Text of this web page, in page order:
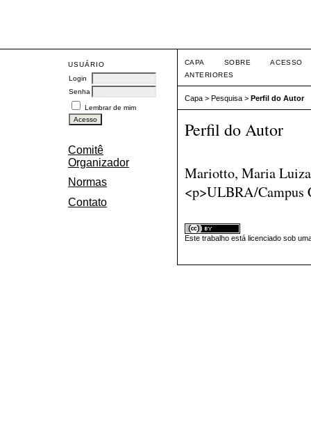
USUÁRIO
Login
Senha
Lembrar de mim
Comitê
Organizador
Normas
Contato
CAPA SOBRE
ACESSO
ANTERIORES
Capa> Pesquisa> Perfil do Autor
Perfil do Autor
Mariotto, Maria
<p>ULBRA/Campus
Este trabalho está licenciado sob